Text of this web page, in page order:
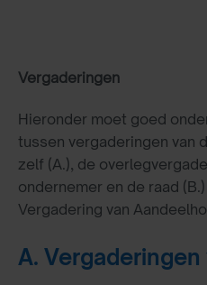
Vergaderingen
Hieronder moet goed
tussen vergaderingen van
zelf (A.), de
ondernemer en de raad
Vergadering van
A. Vergaderingen